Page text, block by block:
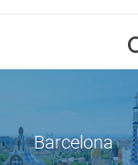
Barcelona